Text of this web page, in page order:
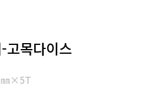
고목다이스
×5T